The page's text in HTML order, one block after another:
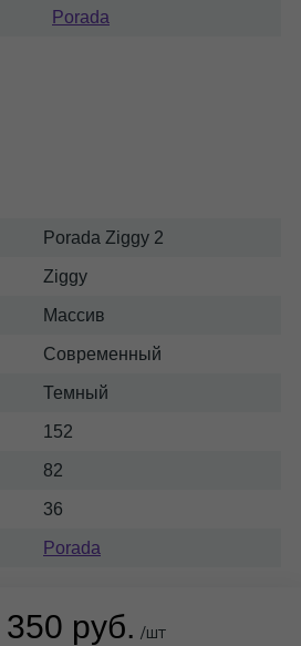
Porada
Porada Ziggy 2
Ziggy
Массив
Современный
Темный
152
82
36
Porada
руб. /шт